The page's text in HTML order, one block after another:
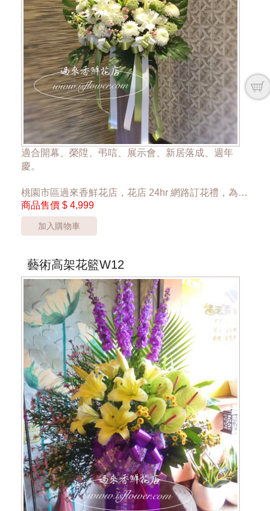
適合開幕、榮陞、弔唁、展示會、新居落成、週年
慶。
桃園市區過來香鮮花店，花店 24hr 網路訂花禮，為您
傳達心意。
單一座 4999元
**此商品只提供桃園市內運送，部分偏遠區域無法送
達**
***商品的花材依當季花材實際狀況調整***
商品售價 $ 4,999
加入購物車
藝術高架花籃W12